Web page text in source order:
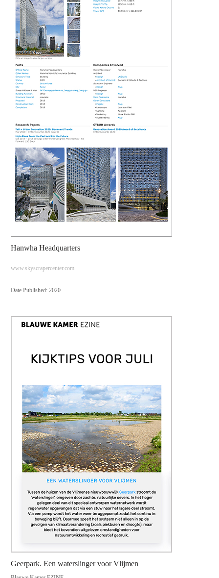
Hanwha Headquarters
www.skyscrapercenter.com
Date Published: 2020
Geerpark. Een waterslinger voor Vlijmen